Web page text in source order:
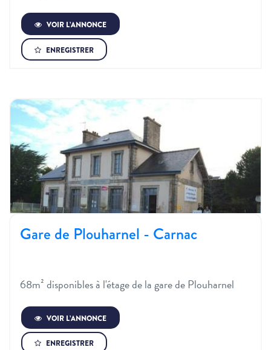
VOIR L’ANNONCE
ENREGISTRER
Gare de Plouharnel - Carnac
68m² disponibles à l'étage de la gare de Plouharnel
VOIR L’ANNONCE
ENREGISTRER